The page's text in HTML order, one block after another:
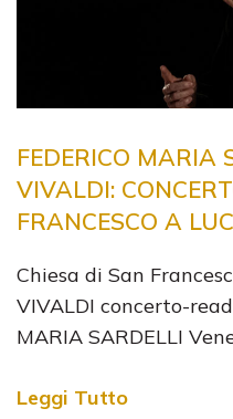
FEDERICO MARIA
VIVALDI:
FRANCESCO A
Chiesa di San
VIVALDI concerto-
MARIA SARDELLI
Leggi Tutto